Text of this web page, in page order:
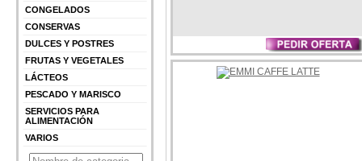
CONGELADOS
CONSERVAS
DULCES Y POSTRES
FRUTAS Y VEGETALES
LÁCTEOS
PESCADO Y MARISCO
SERVICIOS PARA
ALIMENTACIÓN
VARIOS